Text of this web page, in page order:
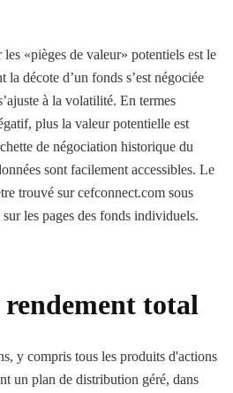
«pièges de valeur» potentiels est le
la décote d’un fonds s’est négociée
à la volatilité. En termes
plus la valeur potentielle est
de négociation historique du
sont facilement accessibles. Le
trouvé sur cefconnect.com sous
les pages des fonds individuels.
total
y compris tous les produits d'actions
un plan de distribution géré, dans